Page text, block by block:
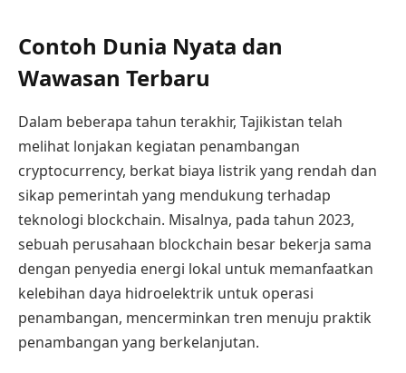
Contoh Dunia Nyata dan
Wawasan Terbaru
Dalam beberapa tahun terakhir, Tajikistan telah
melihat lonjakan kegiatan penambangan
cryptocurrency, berkat biaya listrik yang rendah dan
sikap pemerintah yang mendukung terhadap
teknologi blockchain. Misalnya, pada tahun 2023,
sebuah perusahaan blockchain besar bekerja sama
dengan penyedia energi lokal untuk memanfaatkan
kelebihan daya hidroelektrik untuk operasi
penambangan, mencerminkan tren menuju praktik
penambangan yang berkelanjutan.